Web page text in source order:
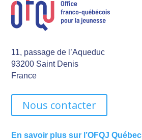
11, passage de l’Aqueduc
93200 Saint Denis
France
Nous contacter
En savoir plus sur l’OFQJ Québec